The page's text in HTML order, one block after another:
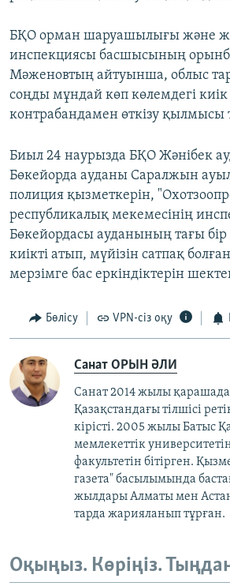
БҚО орман шаруашылығы және
инспекциясы басшысының
Мәженовтың айтуынша, облыс
соңды мұндай көп көлемдегі киік
контрабандамен өткізу қылмысы
Биыл 24 наурызда БҚО Жәнібек
Бөкейорда ауданы Саралжын
полиция қызметкерін,
республикалық мекемесінің
Бөкейордасы ауданының тағы
киікті атып, мүйізін сатпақ
мерзімге бас еркіндіктерін
Бөлісу VPN-сіз оқу
Санат ОРЫН ӘЛИ
Санат 2014 жылы
Қазақстандағы тілшісі
кірісті. 2005 жылы Батыс
мемлекеттік
факультетін бітірген.
газета" басылымында
жылдары Алматы мен
тарда жарияланып тұрған.
Оқыңыз. Көріңіз.